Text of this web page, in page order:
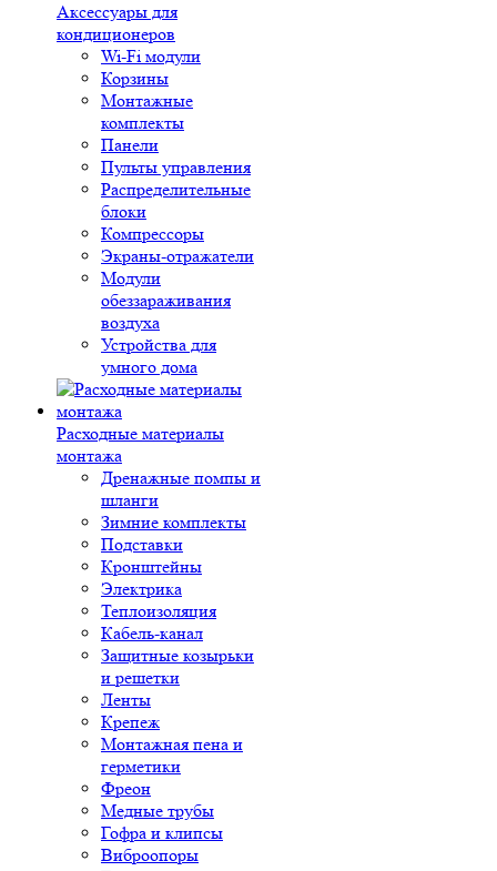
Аксессуары для
кондиционеров
Wi-Fi модули
Корзины
Монтажные
комплекты
Панели
Пульты управления
Распределительные
блоки
Компрессоры
Экраны-отражатели
Модули
обеззараживания
воздуха
Устройства для
умного дома
Расходные материалы
монтажа
Дренажные помпы и
шланги
Зимние комплекты
Подставки
Кронштейны
Электрика
Теплоизоляция
Кабель-канал
Защитные козырьки
и решетки
Ленты
Крепеж
Монтажная пена и
герметики
Фреон
Медные трубы
Гофра и клипсы
Виброопоры